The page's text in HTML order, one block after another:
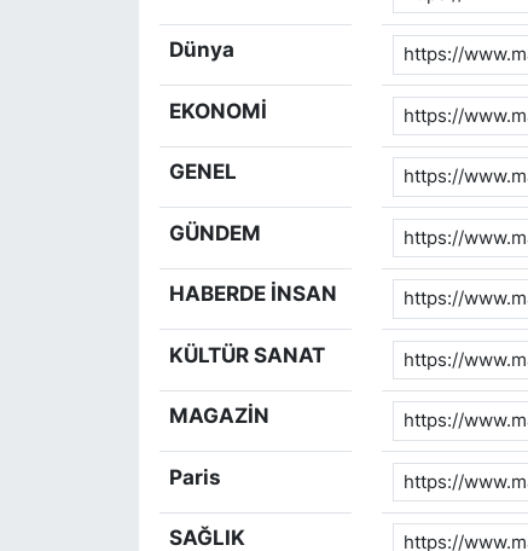
Dünya
EKONOMİ
GENEL
GÜNDEM
HABERDE İNSAN
KÜLTÜR SANAT
MAGAZİN
Paris
SAĞLIK